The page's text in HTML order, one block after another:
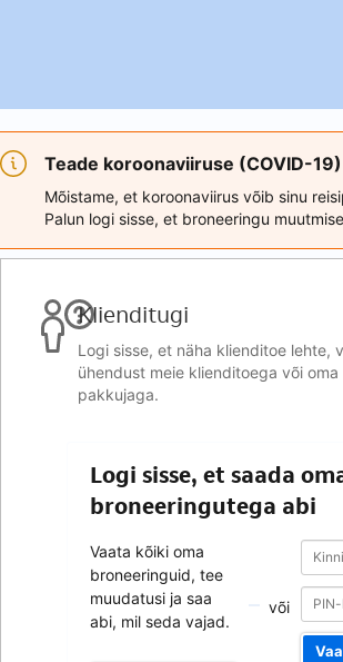
Teade koroonaviiruse (COVID-
Mõistame, et koroonaviirus võib sinu
Palun logi sisse, et broneeringu
Klienditugi
Logi sisse, et näha klienditoe lehte,
ühendust meie klienditoega või oma
pakkujaga.
Logi sisse, et saada
broneeringutega abi
Vaata kõiki oma
broneeringuid, tee
muudatusi ja saa
abi, mil seda vajad.
või